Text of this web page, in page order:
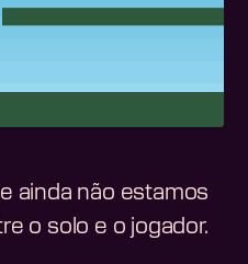
ainda não estamos
o solo e o jogador.